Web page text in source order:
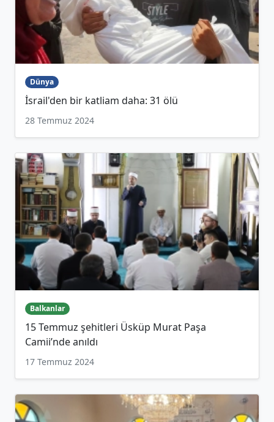
Dünya
İsrail'den bir katliam daha: 31 ölü
28 Temmuz 2024
Balkanlar
15 Temmuz şehitleri Üsküp Murat Paşa
Camii’nde anıldı
17 Temmuz 2024